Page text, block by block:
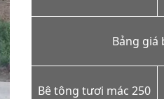
Bảng giá
Bê tông tươi mác 250